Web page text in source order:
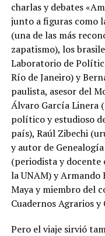
charlas y debates
junto a figuras como
(una de las más
zapatismo), los
Laboratorio de
Río de Janeiro) y
paulista, asesor del
Álvaro García Linera
político y estudioso
país), Raúl Zibechi
y autor de
(periodista y docente
la UNAM) y
Maya y miembro del
Cuadernos Agrarios y
Pero el viaje sirvió